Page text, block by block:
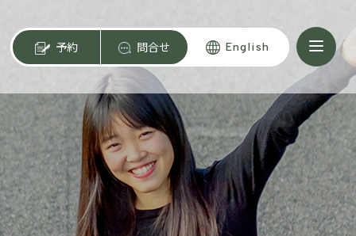
予約 問合せ English